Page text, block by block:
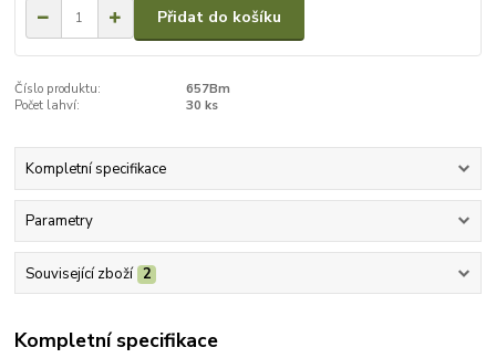
Přidat do košíku
Číslo produktu:
657Bm
Počet lahví:
30 ks
Kompletní specifikace
Parametry
Související zboží 2
Kompletní specifikace